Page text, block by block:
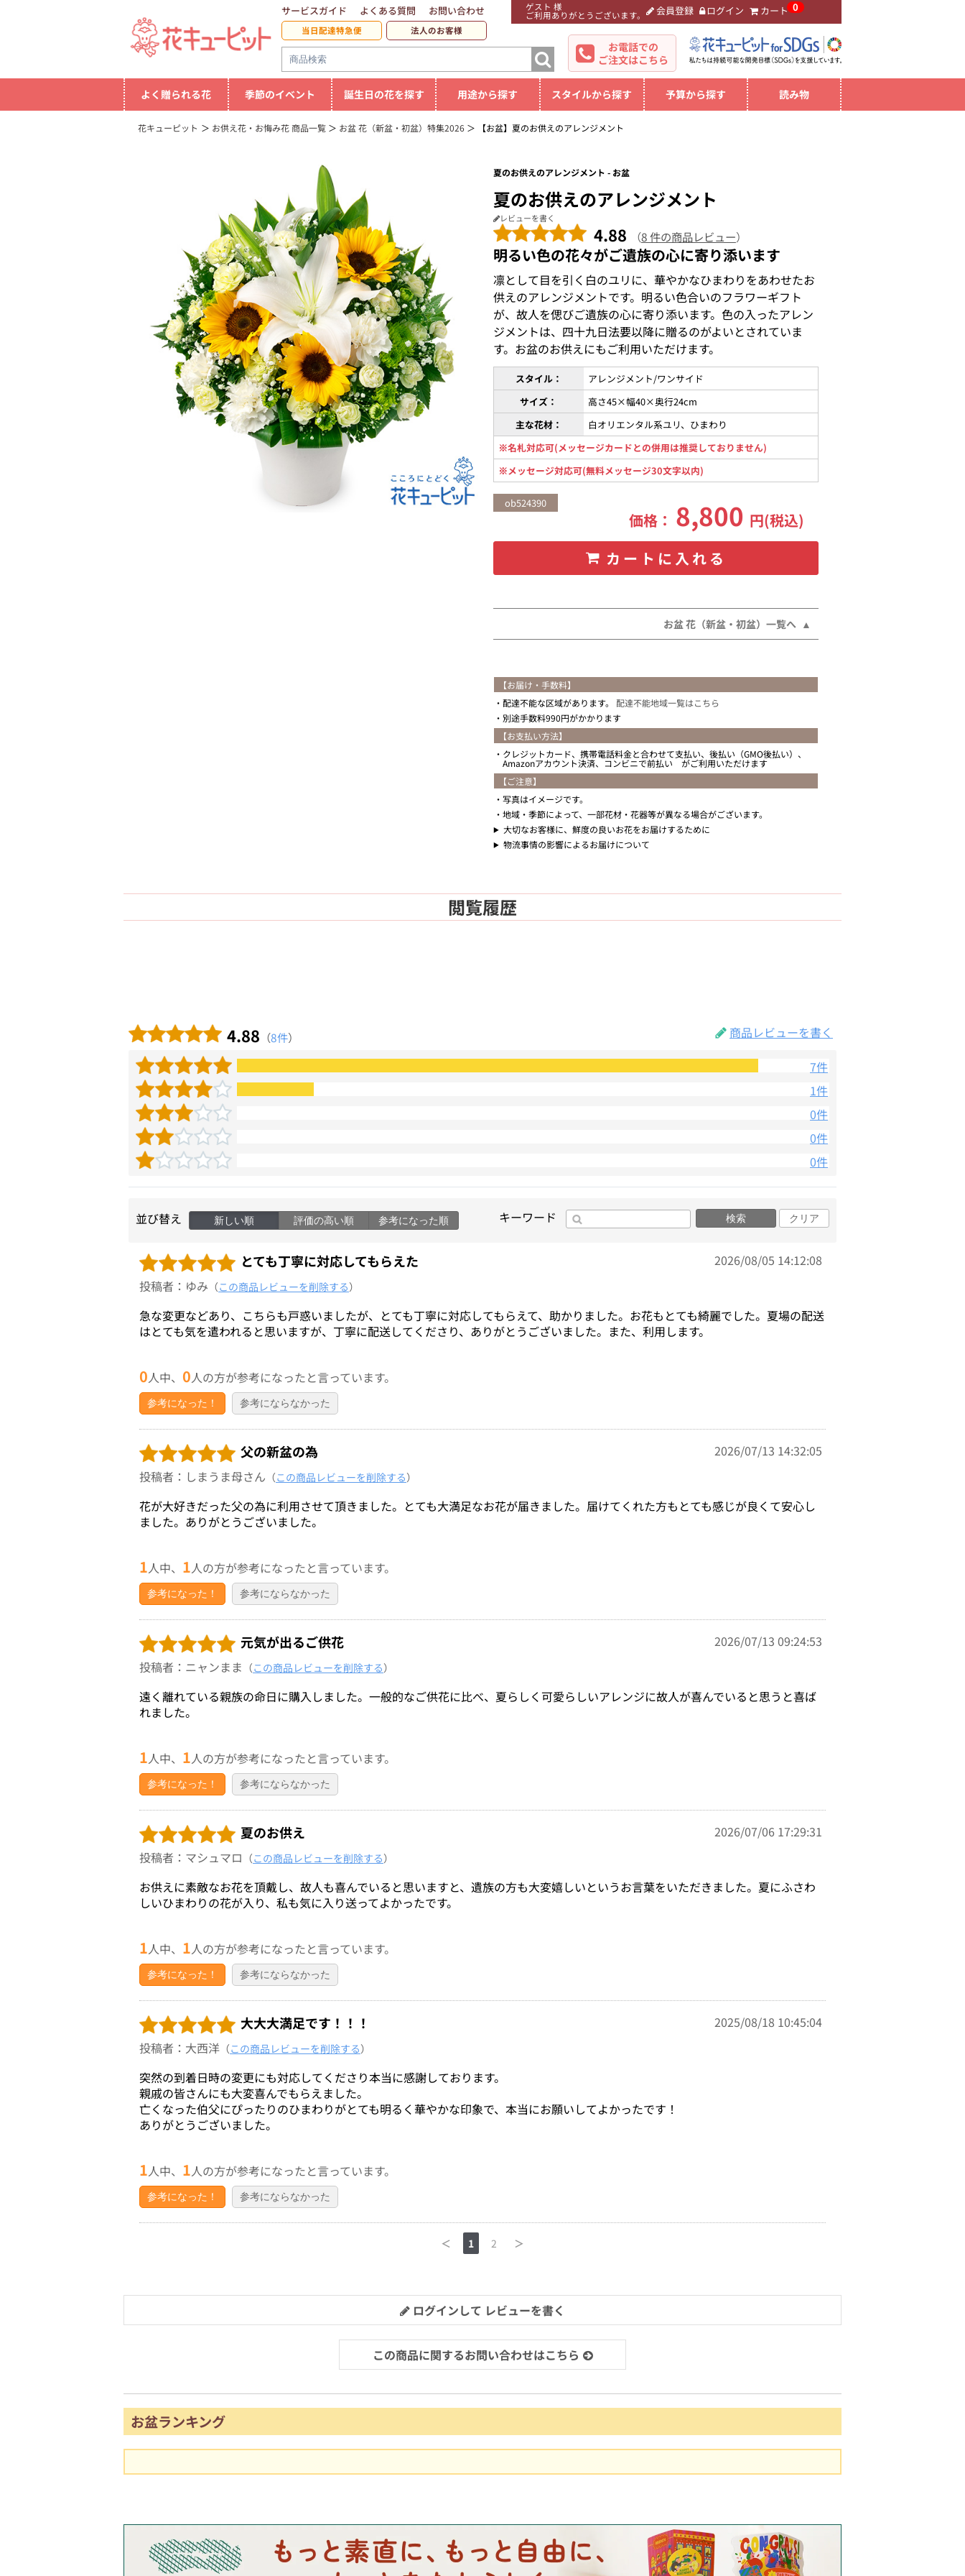
ゲスト 様
ご利用ありがとうございます。 会員登録 ログイン カート 0
サービスガイド よくある質問 お問い合わせ
当日配達特急便 法人のお客様
お電話での
ご注文はこちら
よく贈られる花 季節のイベント 誕生日の花を探す 用途から探す スタイルから探す 予算から探す 読み物
花キューピット お供え花・お悔み花 商品一覧 お盆 花（新盆・初盆）特集2026 【お盆】夏のお供えのアレンジメント
夏のお供えのアレンジメント - お盆
夏のお供えのアレンジメント
レビューを書く
4.88 （8 件の商品レビュー）
明るい色の花々がご遺族の心に寄り添います
凛として目を引く白のユリに、華やかなひまわりをあわせたお
供えのアレンジメントです。明るい色合いのフラワーギフト
が、故人を偲びご遺族の心に寄り添います。色の入ったアレン
ジメントは、四十九日法要以降に贈るのがよいとされていま
す。お盆のお供えにもご利用いただけます。
スタイル：
アレンジメント/ワンサイド
サイズ：
高さ45×幅40×奥行24cm
主な花材：
白オリエンタル系ユリ、ひまわり
※名札対応可(メッセージカードとの併用は推奨しておりません)
※メッセージ対応可(無料メッセージ30文字以内)
ob524390
価格： 8,800 円(税込)
カートに入れる
お盆 花（新盆・初盆）一覧へ
【お届け・手数料】
配達不能な区域があります。 配達不能地域一覧はこちら
別途手数料990円がかかります
【お支払い方法】
クレジットカード、携帯電話料金と合わせて支払い、後払い（GMO後払い）、
Amazonアカウント決済、コンビニで前払い がご利用いただけます
【ご注意】
写真はイメージです。
地域・季節によって、一部花材・花器等が異なる場合がございます。
大切なお客様に、鮮度の良いお花をお届けするために
物流事情の影響によるお届けについて
閲覧履歴
4.88 （8件）
商品レビューを書く
7件
1件
0件
0件
0件
並び替え 新しい順 評価の高い順 参考になった順 キーワード 検索 クリア
とても丁寧に対応してもらえた
2026/08/05 14:12:08
投稿者：ゆみ （この商品レビューを削除する）
急な変更などあり、こちらも戸惑いましたが、とても丁寧に対応してもらえて、助かりました。お花もとても綺麗でした。夏場の配送
はとても気を遣われると思いますが、丁寧に配送してくださり、ありがとうございました。また、利用します。
0人中、 0人の方が参考になったと言っています。
参考になった！ 参考にならなかった
父の新盆の為
2026/07/13 14:32:05
投稿者：しまうま母さん （この商品レビューを削除する）
花が大好きだった父の為に利用させて頂きました。とても大満足なお花が届きました。届けてくれた方もとても感じが良くて安心し
ました。ありがとうございました。
1人中、 1人の方が参考になったと言っています。
参考になった！ 参考にならなかった
元気が出るご供花
2026/07/13 09:24:53
投稿者：ニャンまま （この商品レビューを削除する）
遠く離れている親族の命日に購入しました。一般的なご供花に比べ、夏らしく可愛らしいアレンジに故人が喜んでいると思うと喜ば
れました。
1人中、 1人の方が参考になったと言っています。
参考になった！ 参考にならなかった
夏のお供え
2026/07/06 17:29:31
投稿者：マシュマロ （この商品レビューを削除する）
お供えに素敵なお花を頂戴し、故人も喜んでいると思いますと、遺族の方も大変嬉しいというお言葉をいただきました。夏にふさわ
しいひまわりの花が入り、私も気に入り送ってよかったです。
1人中、 1人の方が参考になったと言っています。
参考になった！ 参考にならなかった
大大大満足です！！！
2025/08/18 10:45:04
投稿者：大西洋 （この商品レビューを削除する）
突然の到着日時の変更にも対応してくださり本当に感謝しております。
親戚の皆さんにも大変喜んでもらえました。
亡くなった伯父にぴったりのひまわりがとても明るく華やかな印象で、本当にお願いしてよかったです！
ありがとうございました。
1人中、 1人の方が参考になったと言っています。
参考になった！ 参考にならなかった
＜ 1 2 ＞
ログインして レビューを書く
この商品に関するお問い合わせはこちら
お盆ランキング